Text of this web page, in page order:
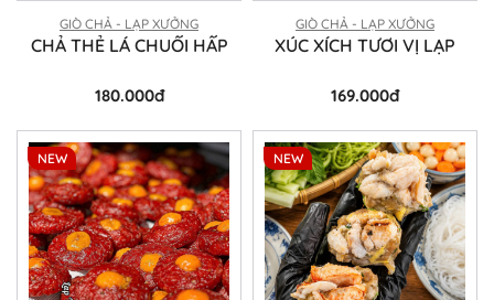
GIÒ CHẢ - LẠP XƯỞNG
CHẢ THẺ LÁ CHUỐI HẤP
180.000đ
GIÒ CHẢ - LẠP XƯỞNG
XÚC XÍCH TƯƠI VỊ LẠP
169.000đ
NEW NEW